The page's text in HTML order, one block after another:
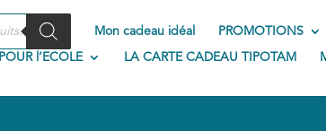
Mon cadeau idéal PROMOTIONS
POUR l’ECOLE LA CARTE CADEAU TIPOTAM